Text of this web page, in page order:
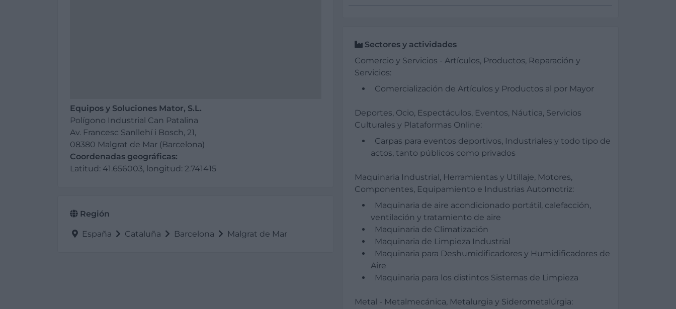
Equipos y Soluciones Mator, S.L.
Polígono Industrial Can Patalina
Av. Francesc Sanllehí i Bosch, 21,
08380 Malgrat de Mar (Barcelona)
Coordenadas geográficas:
Latitud: 41.656003, longitud: 2.741415
Región
España Cataluña Barcelona Malgrat de Mar
Sectores y actividades
Comercio y Servicios - Artículos, Productos, Reparación y
Servicios:
Comercialización de Artículos y Productos al por Mayor
Deportes, Ocio, Espectáculos, Eventos, Náutica, Servicios
Culturales y Plataformas Online:
Carpas para eventos deportivos, Industriales y todo tipo de
actos, tanto públicos como privados
Maquinaria Industrial, Herramientas y Utillaje, Motores,
Componentes, Equipamiento e Industrias Automotriz:
Maquinaria de aire acondicionado portátil, calefacción,
ventilación y tratamiento de aire
Maquinaria de Climatización
Maquinaria de Limpieza Industrial
Maquinaria para Deshumidificadores y Humidificadores de
Aire
Maquinaria para los distintos Sistemas de Limpieza
Metal - Metalmecánica, Metalurgia y Siderometalúrgia: